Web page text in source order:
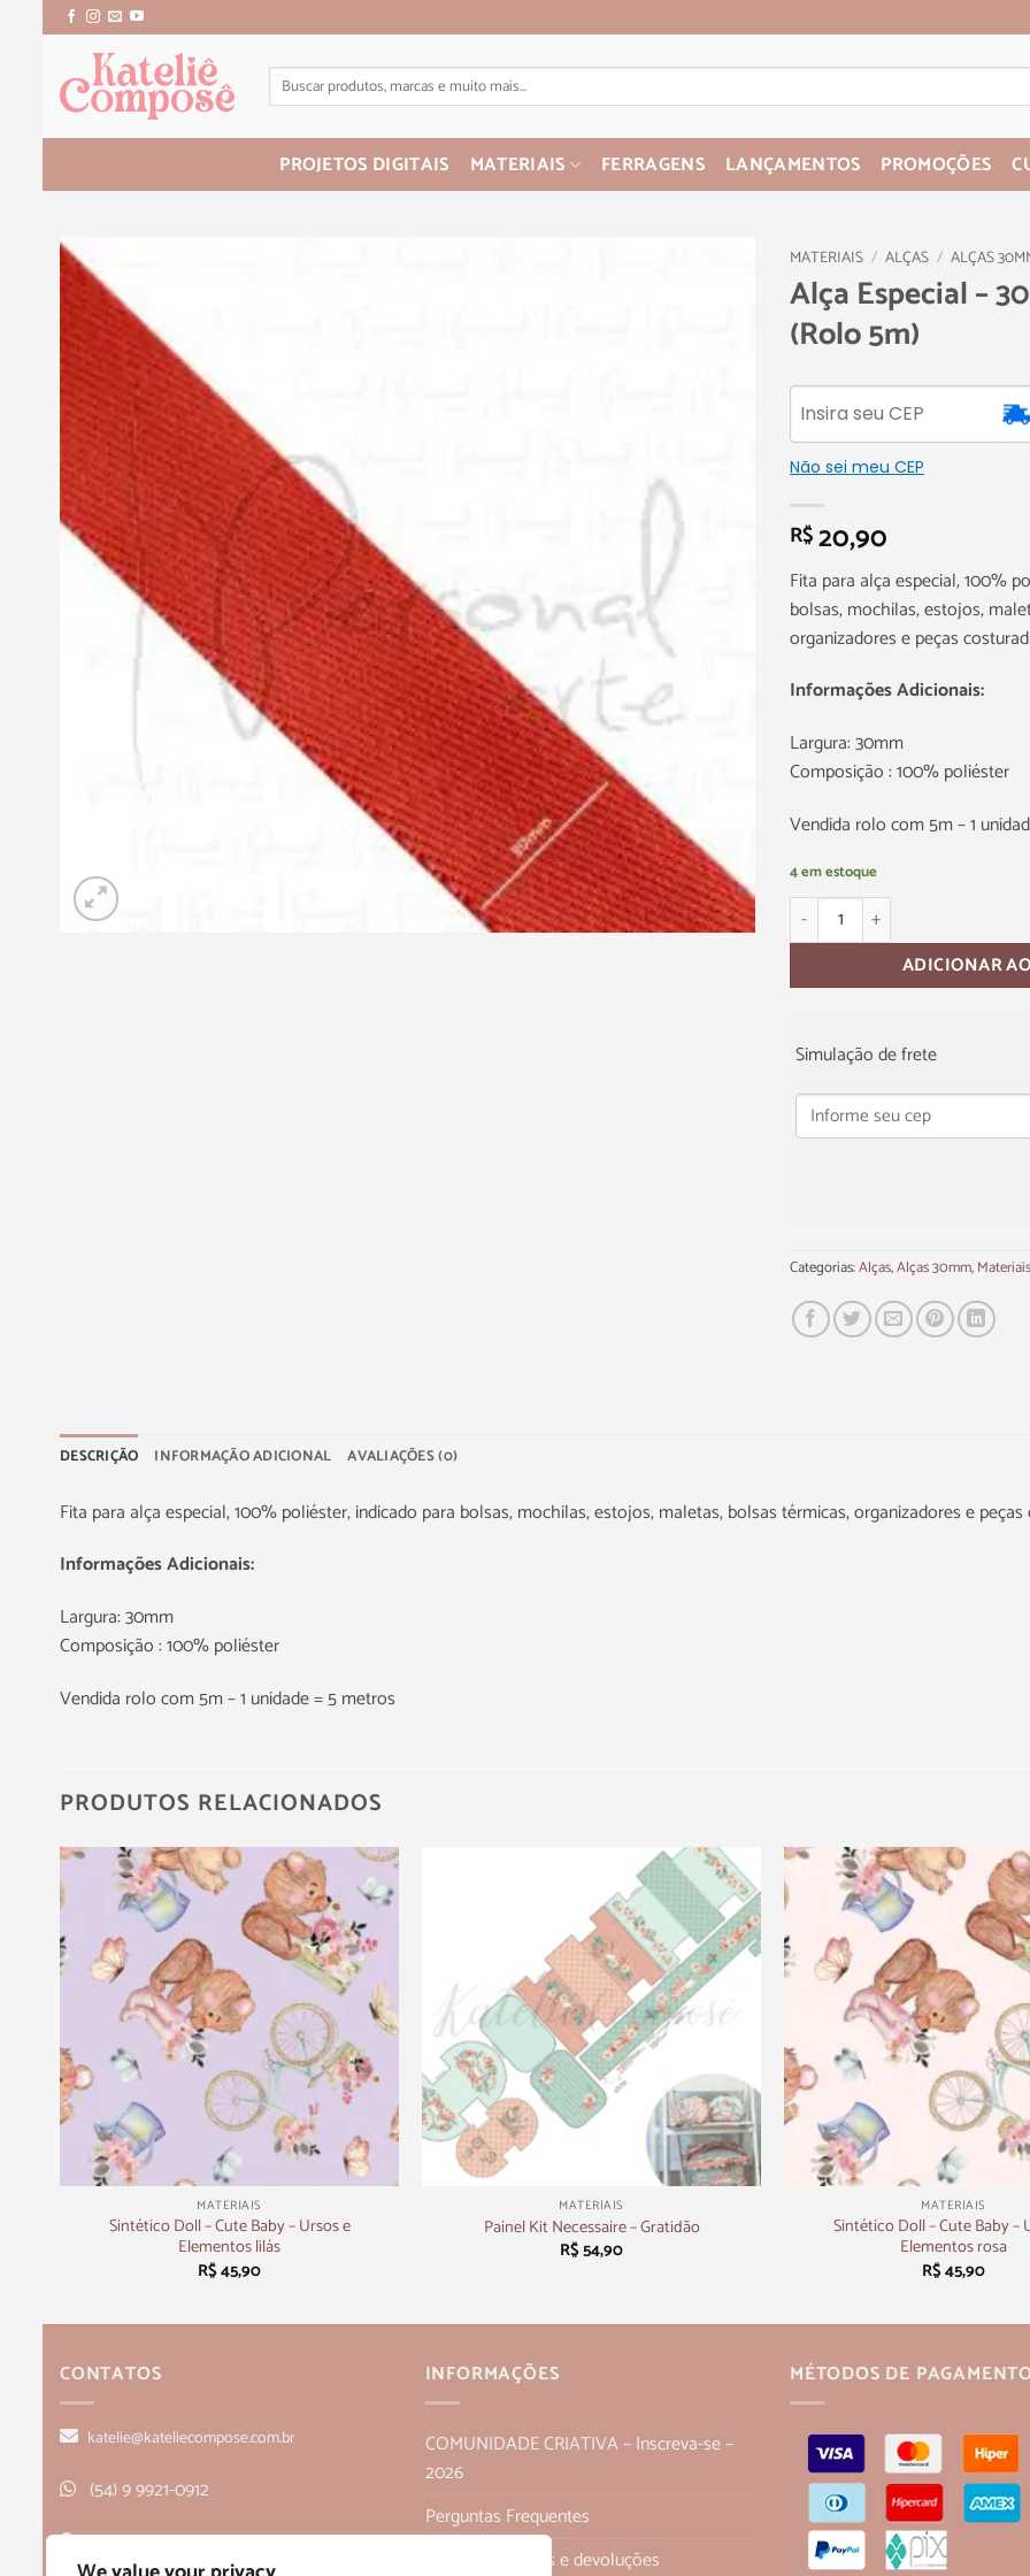
PROJETOS DIGITAIS MATERIAIS FERRAGENS LANÇAMENTOS PROMOÇÕES
MATERIAIS / ALÇAS / ALÇAS
Alça Especial –
(Rolo 5m)
Não sei meu CEP
R$20,90
Fita para alça especial, 100%
bolsas, mochilas, estojos,
organizadores e peças
Informações Adicionais:
Largura: 30mm
Composição : 100% poliéster
Vendida rolo com 5m – 1
4 em estoque
ADICIONAR
Simulação de frete
Categorias:Alças,Alças 30mm,Materiais
DESCRIÇÃO INFORMAÇÃO ADICIONAL AVALIAÇÕES (0)
Fita para alça especial, 100% poliéster, indicado para bolsas, mochilas, estojos, maletas, bolsas térmicas, organizadores e
Informações Adicionais:
Largura: 30mm
Composição : 100% poliéster
Vendida rolo com 5m – 1 unidade = 5 metros
PRODUTOS RELACIONADOS
+
MATERIAIS
Sintético Doll – Cute Baby – Ursos e
Elementos lilás
R$45,90
MATERIAIS
Painel Kit Necessaire – Gratidão
R$54,90
+
MATERIAIS
Sintético Doll – Cute Baby –
Elementos rosa
R$45,90
CONTATOS
katelie@kateliecompose.com.br
(54) 9 9921-0912
Rua Alagoas, 166, sala 1, Bairro Humaitá
INFORMAÇÕES
COMUNIDADE CRIATIVA – Inscreva-se –
2026
Perguntas Frequentes
Política de trocas e devoluções
MÉTODOS DE PAGAMENTO